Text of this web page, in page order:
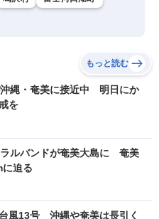
もっと読む
縄・奄美に接近中 明日にか
を
ルバンドが奄美大島に 奄美
迫る
風13号 沖縄や奄美は長引く